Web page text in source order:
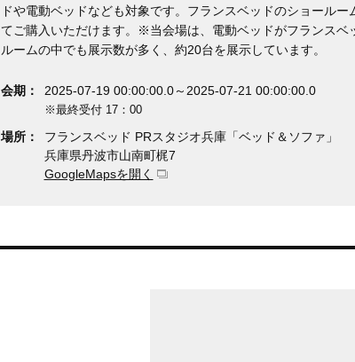
ドや電動ベッドなども対象です。フランスベッドのショールー
てご購入いただけます。※当会場は、電動ベッドがフランスベ
ルームの中でも展示数が多く、約20台を展示しています。
会期： 2025-07-19 00:00:00.0～2025-07-21 00:00:00.0
※最終受付 17：00
場所：
フランスベッド PRスタジオ兵庫「ベッド＆ソファ」
兵庫県丹波市山南町梶7
GoogleMapsを開く